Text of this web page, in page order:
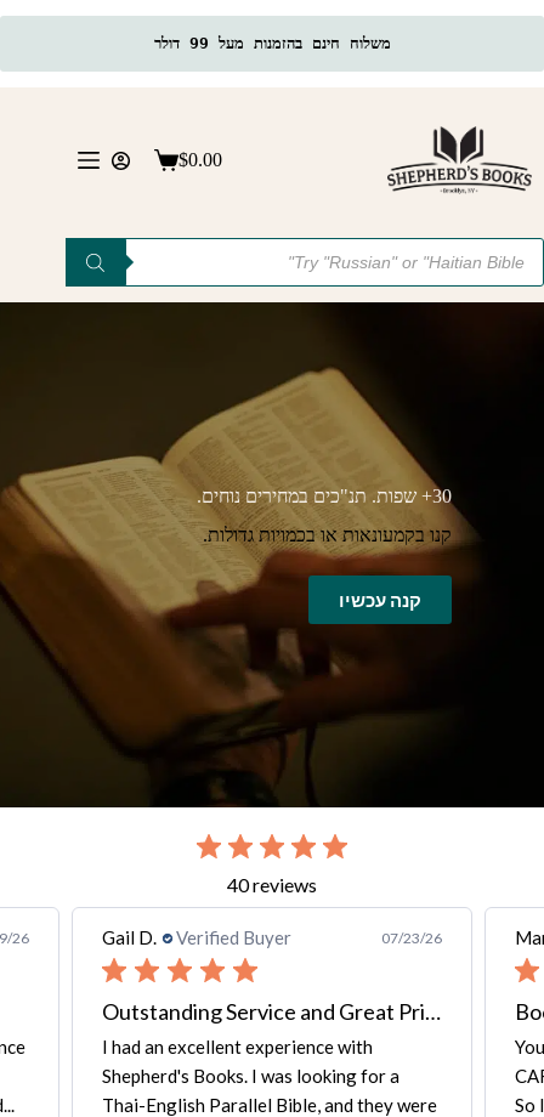
משלוח חינם בהזמנות מעל 99 דולר
Shopping
$0.00
Products
search
30+ שפות. תנ"כים במחירים נוחים.
קנו בקמעונאות או בכמויות גדולות.
קנה עכשיו
slide 2 out of 7. Review by Gail D. on 07/23/26 for product Thai-
40 reviews
26 Gail D. Verified Buyer 07/23/26
Outstanding Service and Great Price
I had an excellent experience with
Shepherd's Books. I was looking for a
Thai-English Parallel Bible, and they were
So